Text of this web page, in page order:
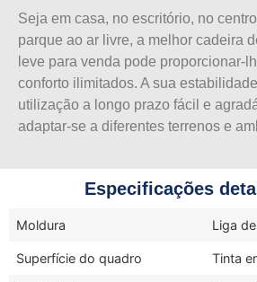
Seja em casa, no escritório, no
parque ao ar livre, a melhor cadeira
leve para venda pode proporcionar-
conforto ilimitados. A sua
utilização a longo prazo fácil e
adaptar-se a diferentes terrenos e
Especificações
Moldura Liga
Superfície do quadro Tinta